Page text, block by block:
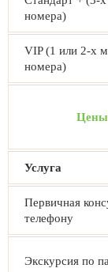
номера)
VIP (1 или 2-х
номера)
Цены
Услуга
Первичная
телефону
Экскурсия по